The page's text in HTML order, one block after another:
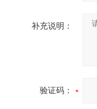
补充说明：
验证码：